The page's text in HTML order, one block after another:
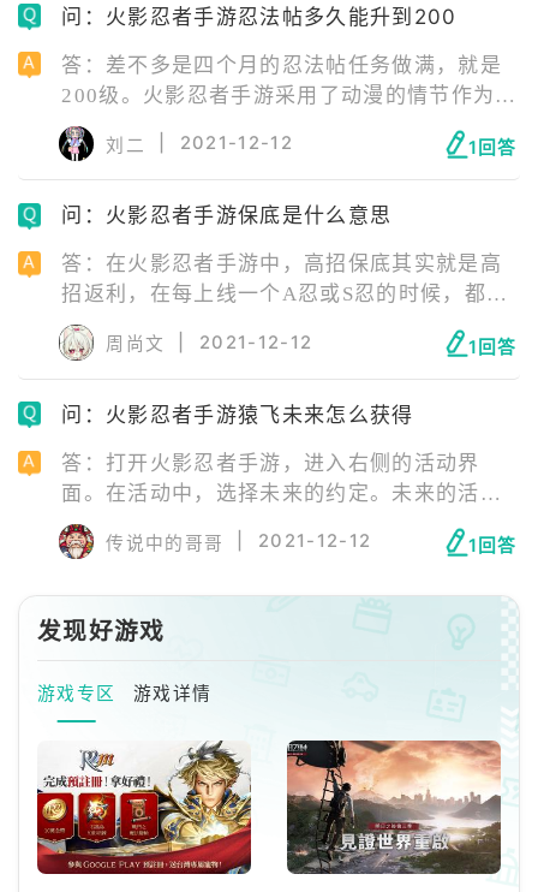
在敌人与自身差不多而系统匹配战斗较慢，利
问：火影忍者手游忍法帖多久能升到200
答：差不多是四个月的忍法帖任务做满，就是
200级。火影忍者手游采用了动漫的情节作为游
戏的背景，讲述了漩涡鸣人为了保护忍者世
界，立志修炼成为火影的故事。
刘二 2021-12-12 1回答
问：火影忍者手游保底是什么意思
答：在火影忍者手游中，高招保底其实就是高
招返利，在每上线一个A忍或S忍的时候，都会
推出高招返利这个活动。S的高招返利是100
抽，A的高招返利是50抽，抽够次数，游戏就
送玩家固定的忍者碎片。
周尚文 2021-12-12 1回答
问：火影忍者手游猿飞未来怎么获得
答：打开火影忍者手游，进入右侧的活动界
面。在活动中，选择未来的约定。未来的活动
任务，每天可点亮一个碎片，一共需要点亮8个
碎片。将入奖励预览，点亮所有碎片即可获得
传说中的哥哥 2021-12-12 1回答
发现好游戏
游戏专区 游戏详情